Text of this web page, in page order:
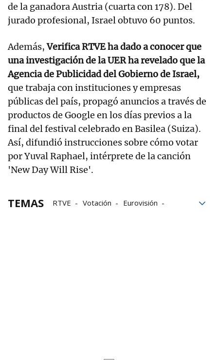
de la ganadora Austria (cuarta con 178). Del
jurado profesional, Israel obtuvo 60 puntos.
Además,Verifica RTVE ha dado a conocer que
una investigación de la UER ha revelado que la
Agencia de Publicidad del Gobierno de Israel,
que trabaja con instituciones y empresas
públicas del país, propagó anuncios a través de
productos de Google en los días previos a la
final del festival celebrado en Basilea (Suiza).
Así, difundió instrucciones sobre cómo votar
por Yuval Raphael, intérprete de la canción
'New Day Will Rise'.
TEMAS RTVE Votación
Eurovisión